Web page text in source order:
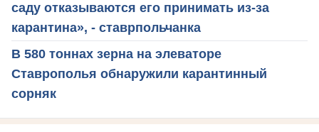
саду отказываются его принимать из-за
карантина», - ставрпольчанка
В 580 тоннах зерна на элеваторе
Ставрополья обнаружили карантинный
сорняк